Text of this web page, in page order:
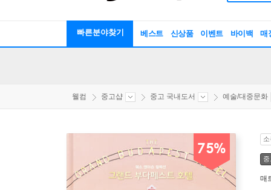
빠른분야찾기 베스트 신상품 이벤트 바이백 매
웰컴 중고샵 중고 국내도서 예술/대중문화
75%
매